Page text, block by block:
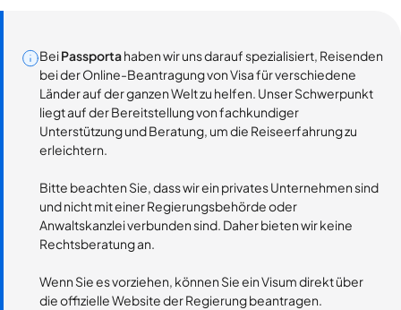
BeiPassportahaben wir uns darauf spezialisiert, Reisenden
bei der Online-Beantragung von Visa für verschiedene
Länder auf der ganzen Welt zu helfen. Unser Schwerpunkt
liegt auf der Bereitstellung von fachkundiger
Unterstützung und Beratung, um die Reiseerfahrung zu
erleichtern.
Bitte beachten Sie, dass wir ein privates Unternehmen sind
und nicht mit einer Regierungsbehörde oder
Anwaltskanzlei verbunden sind. Daher bieten wir keine
Rechtsberatung an.
Wenn Sie es vorziehen, können Sie ein Visum direkt über
die offizielle Website der Regierung beantragen.